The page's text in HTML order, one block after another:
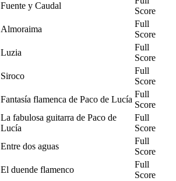
Fuente y Caudal
Score
Almoraima
Full
Score
Luzia
Full
Score
Siroco
Full
Score
Fantasía flamenca de Paco de Lucía
Full
Score
La fabulosa guitarra de Paco de
Lucía
Full
Score
Entre dos aguas
Full
Score
El duende flamenco
Full
Score